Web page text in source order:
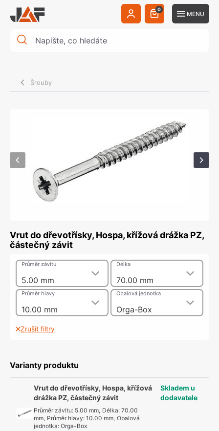
0
MENU
Šrouby
Vrut do dřevotřísky, Hospa, křížová drážka PZ,
částečný závit
5.00 mm
Průměr závitu
70.00 mm
Délka
10.00 mm
Průměr hlavy
Orga-Box
Obalová jednotka
Zrušit filtry
Varianty produktu
Vrut do dřevotřísky, Hospa, křížová
drážka PZ, částečný závit
Průměr závitu: 5.00 mm, Délka:70.00
mm, Průměr hlavy:10.00 mm, Obalová
jednotka:Orga-Box
Skladem u
dodavatele